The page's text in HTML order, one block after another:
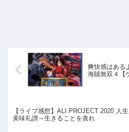
爽快感はある
海賊無双４【
【ライブ感想】ALI PROJECT 2020 人生
美味礼讃～生きることを貪れ